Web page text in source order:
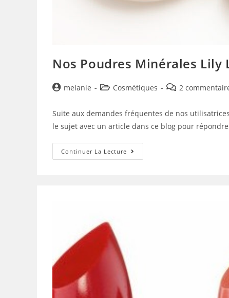
Nos Poudres Minérales Lily
Auteur/autrice
la
publication :
melanie
PostCosmétiques
Post2
Suite aux demandes fréquentes de nos
le sujet avec un article dans ce blog pour
Continuer La Lecture Nos
Poudres